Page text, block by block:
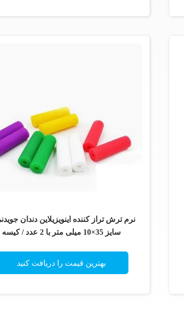
نرم ترش تراز کننده اینویزیلاین دندان
سایز 35×10 میلی متر با 2 عدد / کیسه
بهترین قیمت را دریافت کنید